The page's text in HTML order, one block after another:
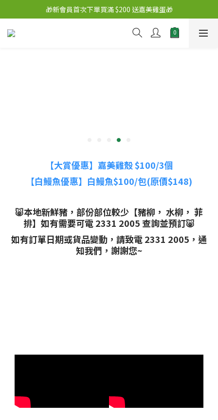
🎁新會員首次下單買滿 $200 送嘉美雞蛋🎁
【大賞優惠】嘉美雞殼 $100/3個
【白鰻魚優惠】白鰻魚$100/包(原價$148)
🐷本地新鮮豬，部份部位較少【豬柳， 水柳， 菲
排】如有需要可電 2331 2005 查詢並預訂🐷
如有訂單日期或貨品變動，請致電 2331 2005，通
知我們，謝謝您~